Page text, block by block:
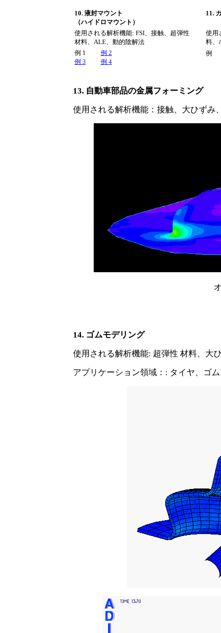
10. 液封マウント
（ハイドロマウント）
11.
使用される解析機能: FSI、接触、超弾性
材料、ALE、動的陰解法
使用
料、
例 1
例 2
例 3
例 4
例
13. 自動車部品の金属フォーミング
使用される解析機能：接触、大ひずみ
14. ゴムモデリング
使用される解析機能: 超弾性 材料、大
アプリケーション領域： : タイヤ、ゴ